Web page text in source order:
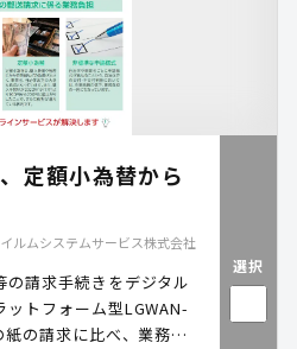
定額小為替から
ルムシステムサービス株式会社
請求手続きをデジタル
トフォーム型LGWAN-
の請求に比べ、業務負
選択